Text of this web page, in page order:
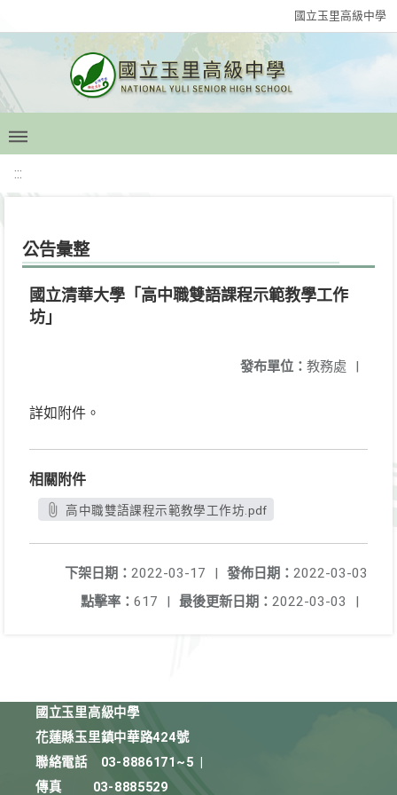
國立玉里高級中學
:::
公告彙整
國立清華大學「高中職雙語課程示範教學工作
坊」
發布單位： 教務處 |
詳如附件。
相關附件
高中職雙語課程示範教學工作坊.pdf
發佈日期： 2022-03-03
下架日期： 2022-03-17
|
最後更新日期： 2022-03-03 |
點擊率： 617 |
國立玉里高級中學
花蓮縣玉里鎮中華路424號
聯絡電話
03-8886171~5
傳真
03-8885529